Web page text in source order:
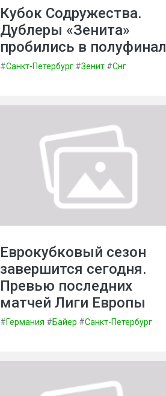
Кубок Содружества.
Дублеры «Зенита»
пробились в полуфинал
#Санкт-Петербург #Зенит #Снг
Еврокубковый сезон
завершится сегодня.
Превью последних
матчей Лиги Европы
#Германия #Байер #Санкт-Петербург